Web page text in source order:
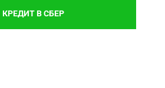
КРЕДИТ В СБЕР